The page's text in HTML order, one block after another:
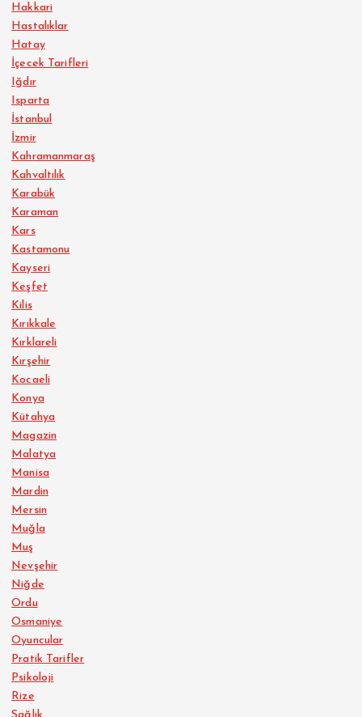
Hakkari
Hastalıklar
Hatay
İçecek Tarifleri
Iğdır
Isparta
İstanbul
İzmir
Kahramanmaraş
Kahvaltılık
Karabük
Karaman
Kars
Kastamonu
Kayseri
Keşfet
Kilis
Kırıkkale
Kırklareli
Kırşehir
Kocaeli
Konya
Kütahya
Magazin
Malatya
Manisa
Mardin
Mersin
Muğla
Muş
Nevşehir
Niğde
Ordu
Osmaniye
Oyuncular
Pratik Tarifler
Psikoloji
Rize